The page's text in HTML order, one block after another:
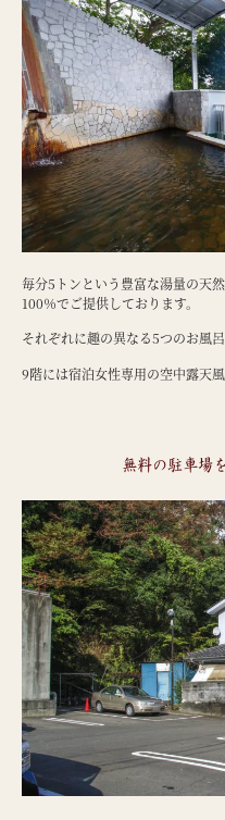
毎分5トンという豊富な湯量の天
100％でご提供しております。
それぞれに趣の異なる5つのお風
9階には宿泊女性専用の空中露天風
無料の駐車場